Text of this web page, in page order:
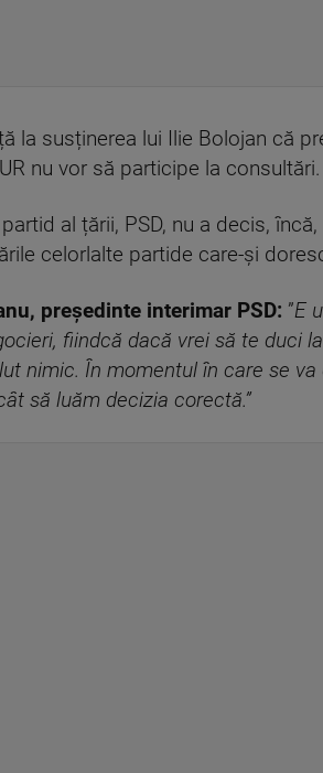
la susținerea lui Ilie Bolojan că
nu vor să participe la consultări.
al țării, PSD, nu a decis,
celorlalte partide care-și
președinte interimar PSD: ”E
fiindcă dacă vrei să te duci
nimic. În momentul în care se
să luăm decizia corectă.”